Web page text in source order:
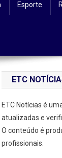
Esporte
ETC
ETC Notícias é
atualizadas e
O conteúdo é
profissionais.